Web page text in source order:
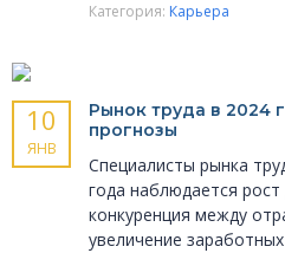
Категория: Карьера
10
ЯНВ
Рынок труда в 2024
прогнозы
Специалисты рынка
года наблюдается
конкуренция между
увеличение